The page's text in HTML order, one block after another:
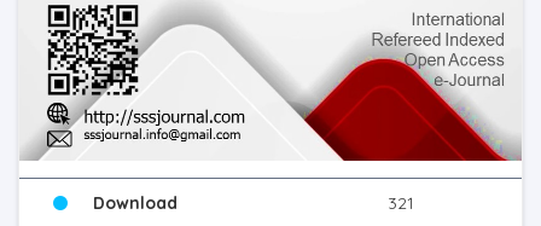
Download 321